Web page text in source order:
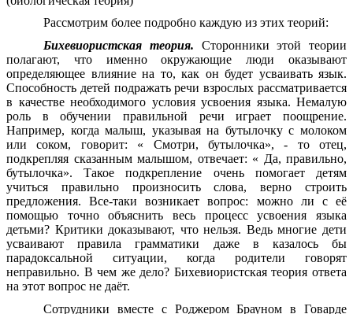
Рассмотрим более подробно каждую из этих теорий:
Бихевиористская теория. Сторонники этой теории
полагают, что именно окружающие люди оказывают
определяющее влияние на то, как он будет усваивать язык.
Способность детей подражать речи взрослых рассматривается
в качестве необходимого условия усвоения языка. Немалую
роль в обучении правильной речи играет поощрение.
Например, когда малыш, указывая на бутылочку с молоком
или соком, говорит: « Смотри, бутылочка», - то отец,
подкрепляя сказанным малышом, отвечает: « Да, правильно,
бутылочка». Такое подкрепление очень помогает детям
учиться правильно произносить слова, верно строить
предложения. Все-таки возникает вопрос: можно ли с её
помощью точно объяснить весь процесс усвоения языка
детьми? Критики доказывают, что нельзя. Ведь многие дети
усваивают правила грамматики даже в казалось бы
парадоксальной ситуации, когда родители говорят
неправильно. В чем же дело? Бихевиористская теория ответа
на этот вопрос не даёт.
Сотрудники вместе с Роджером Брауном в Говарде